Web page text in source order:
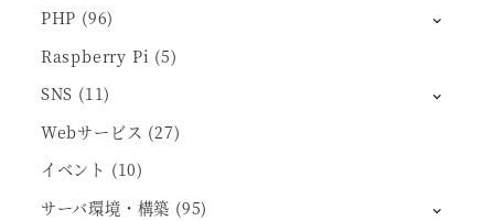
PHP (96)
Raspberry Pi (5)
SNS (11)
Webサービス (27)
イベント (10)
サーバ環境・構築 (95)